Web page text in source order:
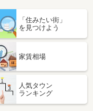
大塚町
小淀川字谷地田
「住みたい街」
を見つけよう
家賃相場
人気タウン
ランキング